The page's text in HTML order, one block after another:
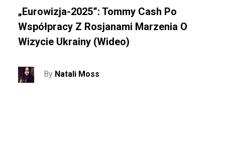
„Eurowizja-2025”: Tommy Cash Po
Współpracy Z Rosjanami Marzenia O
Wizycie Ukrainy (wideo)
By Natali Moss